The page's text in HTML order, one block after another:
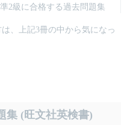
2級に合格する過去問題集
、上記3冊の中から気になっ
集 (旺文社英検書)